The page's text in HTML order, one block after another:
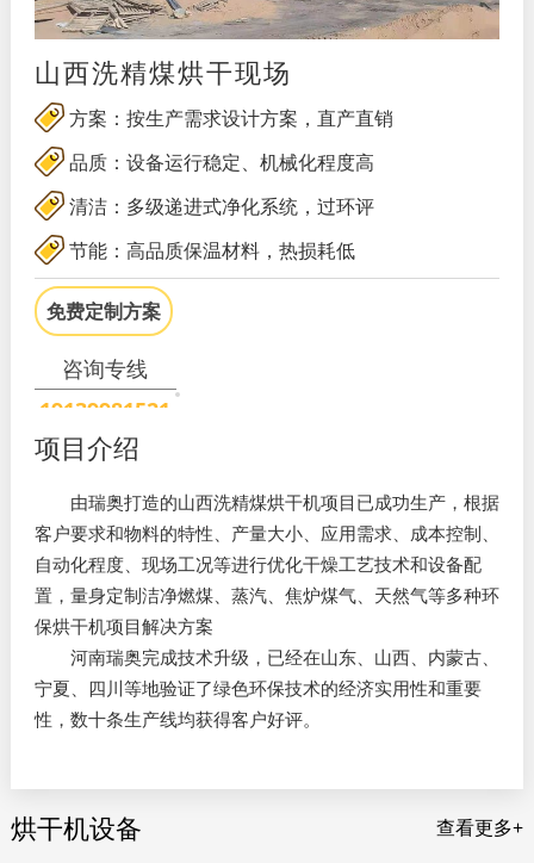
山西洗精煤烘干现场
方案：按生产需求设计方案，直产直销
品质：设备运行稳定、机械化程度高
清洁：多级递进式净化系统，过环评
节能：高品质保温材料，热损耗低
免费定制方案
咨询专线
19139981521
项目介绍
由瑞奥打造的山西洗精煤烘干机项目已成功生产，根据
客户要求和物料的特性、产量大小、应用需求、成本控制、
自动化程度、现场工况等进行优化干燥工艺技术和设备配
置，量身定制洁净燃煤、蒸汽、焦炉煤气、天然气等多种环
保烘干机项目解决方案
河南瑞奥完成技术升级，已经在山东、山西、内蒙古、
宁夏、四川等地验证了绿色环保技术的经济实用性和重要
性，数十条生产线均获得客户好评。
烘干机设备 查看更多+